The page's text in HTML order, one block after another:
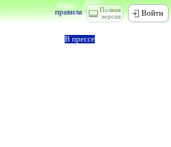
Полная
версия
правила Войти
В прессе